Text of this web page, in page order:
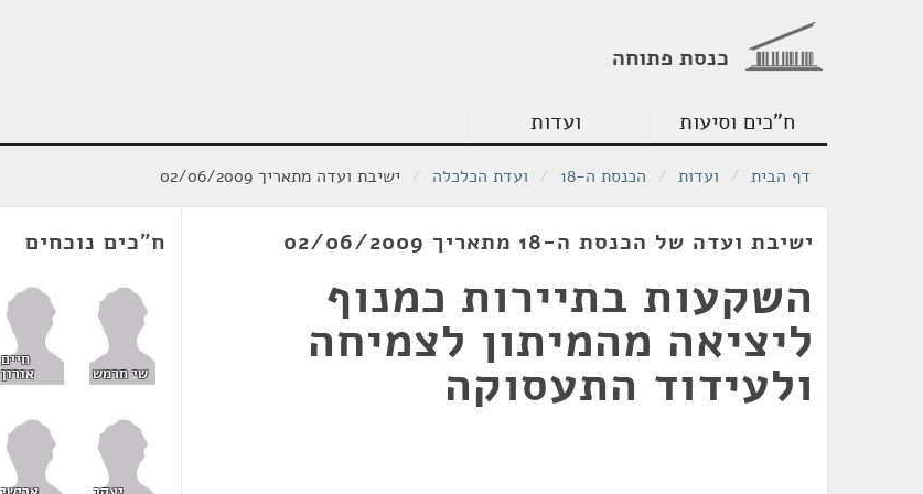
כנסת פתוחה
ח"כים וסיעות ועדות
דף הבית / ועדות / הכנסת ה-18 / ועדת הכלכלה / ישיבת ועדה מתאריך 02/06/2009
ישיבת ועדה של הכנסת ה-18 מתאריך 02/06/2009
השקעות בתיירות כמנוף
ליציאה מהמיתון לצמיחה
ולעידוד התעסוקה
ח"כים נוכחים
שי חרמש
חיים
אורון